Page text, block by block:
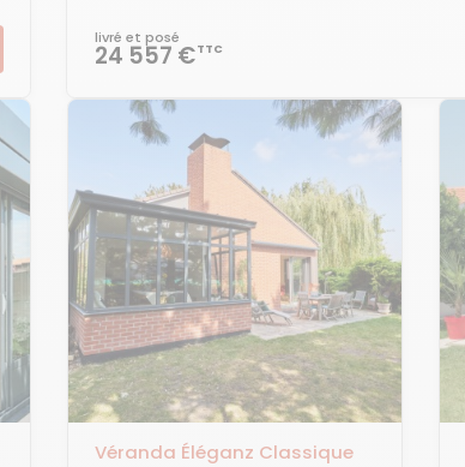
livré et posé
24 557 €TTC
Véranda Éléganz Classique